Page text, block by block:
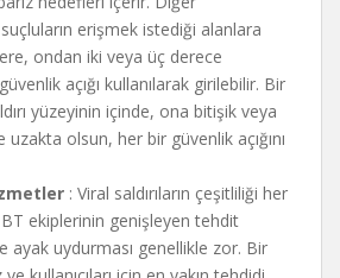
erişmek istediği alanlara
ondan iki veya üç derece
açığı kullanılarak girilebilir. Bir
yüzeyinin içinde, ona bitişik veya
uzakta olsun, her bir güvenlik açığını
: Viral saldırıların çeşitliliği her
BT ekiplerinin genişleyen tehdit
ayak uydurması genellikle zor. Bir